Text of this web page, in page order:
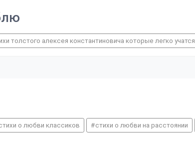
толстого алексея константиновича которые легко учатся
о любви классиков стихи о любви на расстоянии